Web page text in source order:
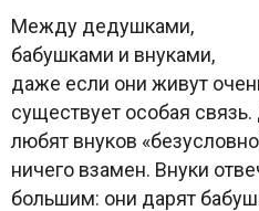
Между дедушками,
бабушками и внуками,
даже если они живут
существует особая
любят внуков
ничего взамен. Внуки
большим: они дарят